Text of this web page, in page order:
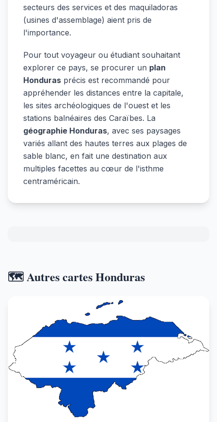
secteurs des services et des maquiladoras
(usines d'assemblage) aient pris de
l'importance.
Pour tout voyageur ou étudiant souhaitant
explorer ce pays, se procurer un plan
Honduras précis est recommandé pour
appréhender les distances entre la capitale,
les sites archéologiques de l'ouest et les
stations balnéaires des Caraïbes. La
géographie Honduras, avec ses paysages
variés allant des hautes terres aux plages de
sable blanc, en fait une destination aux
multiples facettes au cœur de l'isthme
centraméricain.
🗺️ Autres cartes Honduras